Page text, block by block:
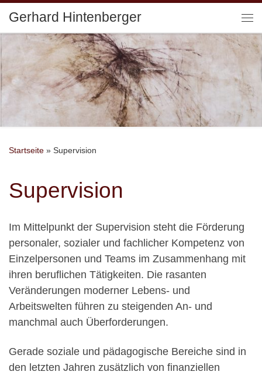
Zum Inhalt springen
Gerhard Hintenberger
Startseite » Supervision
Supervision
Im Mittelpunkt der Supervision steht die Förderung
personaler, sozialer und fachlicher Kompetenz von
Einzelpersonen und Teams im Zusammenhang mit
ihren beruflichen Tätigkeiten. Die rasanten
Veränderungen moderner Lebens- und
Arbeitswelten führen zu steigenden An- und
manchmal auch Überforderungen.
Gerade soziale und pädagogische Bereiche sind in
den letzten Jahren zusätzlich von finanziellen